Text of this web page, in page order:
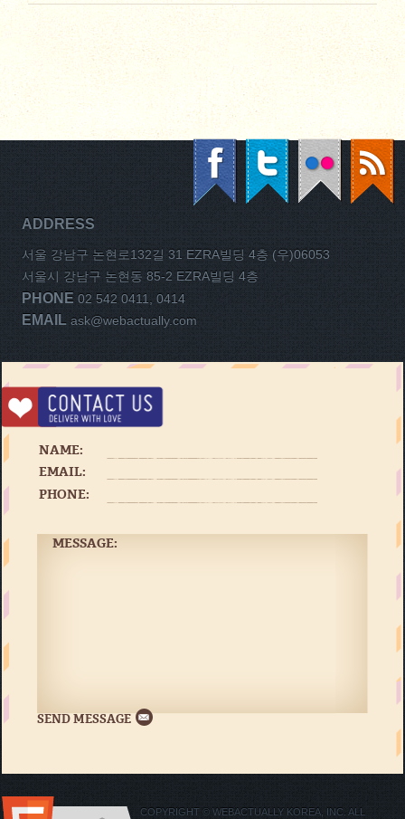
ADDRESS
서울 강남구 논현로132길 31 EZRA빌딩 4층 (우)06053
서울시 강남구 논현동 85-2 EZRA빌딩 4층
PHONE 02 542 0411, 0414
EMAIL ask@webactually.com
NAME:
EMAIL:
PHONE:
MESSAGE:
COPYRIGHT © WEBACTUALLY KOREA, INC. ALL